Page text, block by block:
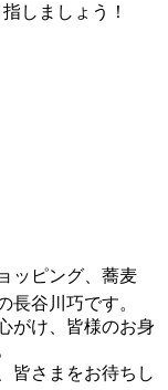
しましょう！
ッピング、蕎麦
谷川巧です。
がけ、皆様のお身
皆さまをお待ちし